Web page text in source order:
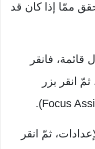
ممّا إذا كان قد
قائمة، فانقر
انقر بزر
ثمّ انقر